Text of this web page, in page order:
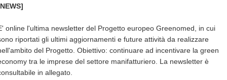
online l'ultima newsletter del Progetto europeo Greenomed, in cui
riportati gli ultimi aggiornamenti e future attività da realizzare
del Progetto. Obiettivo: continuare ad incentivare la green
tra le imprese del settore manifatturiero. La newsletter è
in allegato.